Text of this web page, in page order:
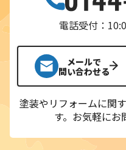
電話受付：
メールで
問い合わせる
塗装やリフォームに関
す。 お気軽にお